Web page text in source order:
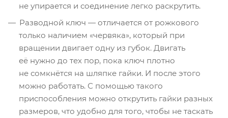
не упирается и соединение легко раскрутить.
Разводной ключ — отличается от рожкового
только наличием «червяка», который при
вращении двигает одну из губок. Двигать
её нужно до тех пор, пока ключ плотно
не сомкнётся на шляпке гайки. И после этого
можно работать. С помощью такого
приспособления можно открутить гайки разных
размеров, что удобно для того, чтобы не таскать